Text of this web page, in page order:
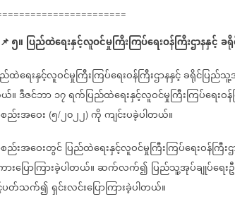
📌၅။ ပြည်ထဲရေးနှင့်လူဝင်မှုကြီးကြပ်ရေးဝန်ကြီးဌာနနှင့်ခ
ထဲရေးနှင့်လူဝင်မှုကြီးကြပ်ရေးဝန်ကြီးဌာနနှင့်ခရိုင်ပြည်သူ့
။ဒီဇင်ဘာ၁၇ရက်ပြည်ထဲရေးနှင့်လူဝင်မှုကြီးကြပ်ရေးဝန်
ည်းအဝေး (၅/၂၀၂၂) ကိုကျင်းပခဲ့ပါတယ်။
ည်းအဝေးတွင်ပြည်ထဲရေးနှင့်လူဝင်မှုကြီးကြပ်ရေးဝန်ကြီးဌ
းပြောကြားခဲ့ပါတယ်။ဆက်လက်၍ ပြည်သူ့အုပ်ချုပ်ရေးဦ
ပတ်သက်၍ရှင်းလင်းပြောကြားခဲ့ပါတယ်။